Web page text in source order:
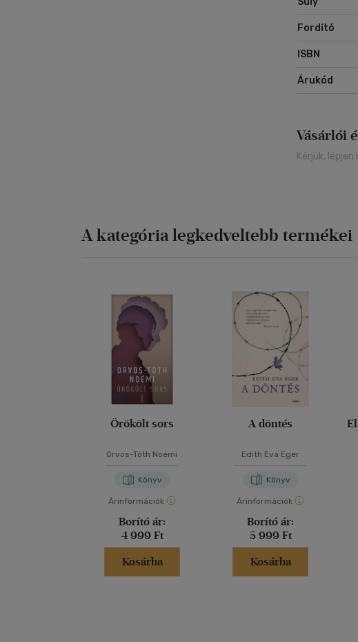
Fordító
ISBN
Árukód
Vásárlói
Kérjük,
A kategória legkedveltebb termékei
Örökölt sors
Orvos-Tóth Noémi
Könyv
Árinformációk
Borító ár:
4 999 Ft
Kosárba
A döntés
Edith Eva Eger
Könyv
Árinformációk
Borító ár:
5 999 Ft
Kosárba